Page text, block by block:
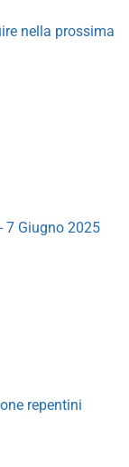
nella prossima
7 Giugno 2025
repentini